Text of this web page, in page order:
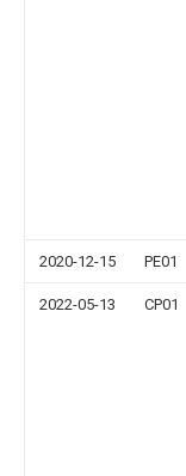
2020-12-15 PE01
2022-05-13 CP01